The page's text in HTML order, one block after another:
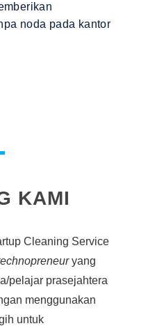
noda pada kantor
KAMI
Cleaning Service
yang
pelajar prasejahtera
menggunakan
untuk